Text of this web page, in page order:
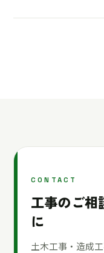
CONTACT
工事のご相
に
土木工事・造成